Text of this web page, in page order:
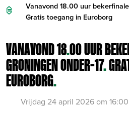
Vanavond 18.00 uur
Gratis toegang in Euroborg
VANAVOND 18.00 UUR
GRONINGEN ONDER-17.
EUROBORG.
Vrijdag 24 april 2026 om 16:00